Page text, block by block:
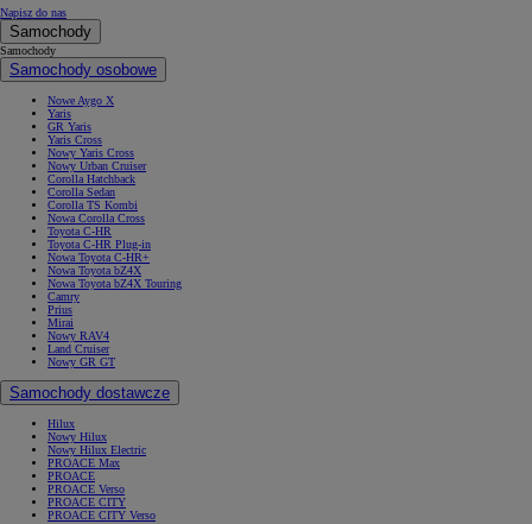
Napisz do nas
Samochody
Samochody
Samochody osobowe
Nowe Aygo X
Yaris
GR Yaris
Yaris Cross
Nowy Yaris Cross
Nowy Urban Cruiser
Corolla Hatchback
Corolla Sedan
Corolla TS Kombi
Nowa Corolla Cross
Toyota C-HR
Toyota C-HR Plug-in
Nowa Toyota C-HR+
Nowa Toyota bZ4X
Nowa Toyota bZ4X Touring
Camry
Prius
Mirai
Nowy RAV4
Land Cruiser
Nowy GR GT
Samochody dostawcze
Hilux
Nowy Hilux
Nowy Hilux Electric
PROACE Max
PROACE
PROACE Verso
PROACE CITY
PROACE CITY Verso